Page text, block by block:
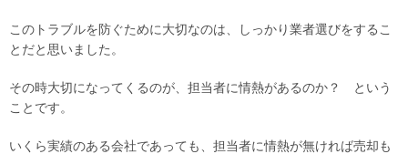
このトラブルを防ぐために大切なのは、しっかり業者選びをするこ
とだと思いました。
その時大切になってくるのが、担当者に情熱があるのか？ という
ことです。
いくら実績のある会社であっても、担当者に情熱が無ければ売却も